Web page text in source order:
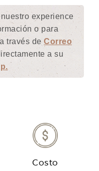
experience
o para
través de Correo
a su
Costo